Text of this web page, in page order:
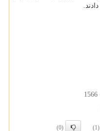
1566
(1)
(0)